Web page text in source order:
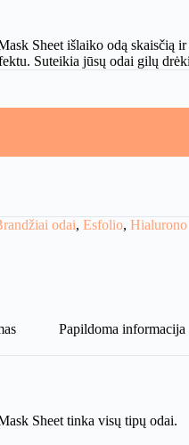
Sheet išlaiko odą skaisčią
Suteikia jūsų odai gilų
odai, Esfolio, Hialurono
Papildoma informacija
Sheet tinka visų tipų odai.